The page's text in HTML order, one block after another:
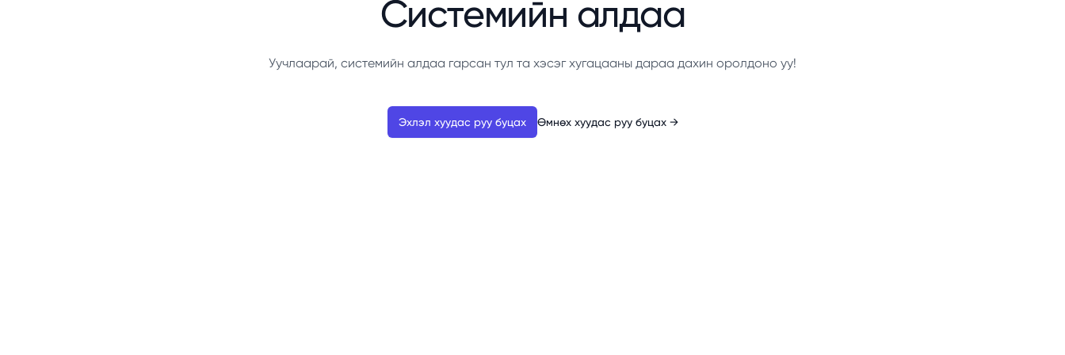
Системийн алдаа
Уучлаарай, системийн алдаа гарсан тул та хэсэг хугацааны дараа дахин оролдоно уу!
Эхлэл хуудас руу буцах Өмнөх хуудас руу буцах →